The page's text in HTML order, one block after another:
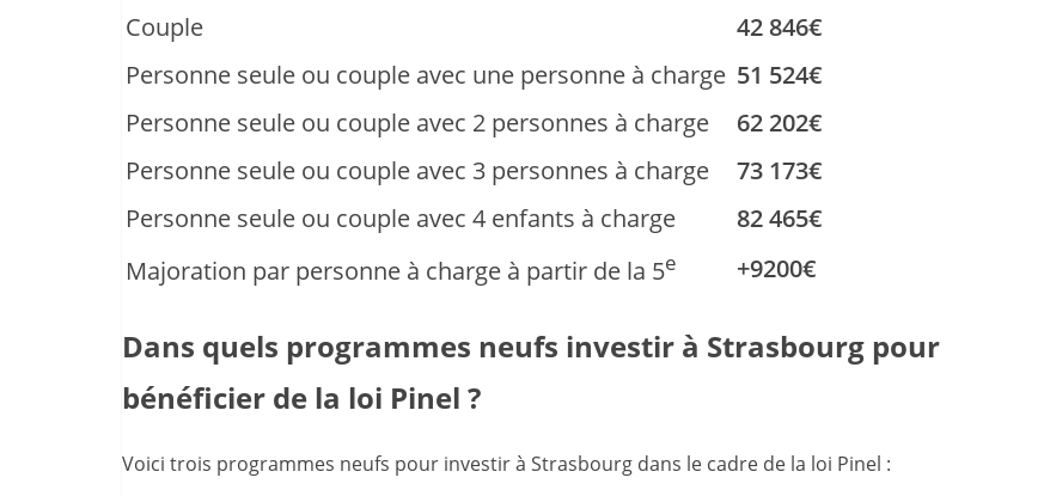
Couple
42 846€
Personne seule ou couple avec une personne à charge 51 524€
Personne seule ou couple avec 2 personnes à charge
62 202€
Personne seule ou couple avec 3 personnes à charge
73 173€
Personne seule ou couple avec 4 enfants à charge
82 465€
Majoration par personne à charge à partir de la 5e +9200€
Dans quels programmes neufs investir à Strasbourg pour
bénéficier de la loi Pinel ?
Voici trois programmes neufs pour investir à Strasbourg dans le cadre de la loi Pinel :